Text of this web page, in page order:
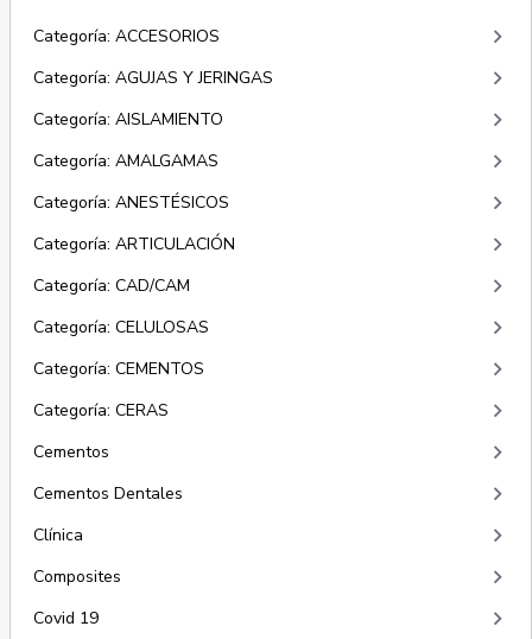
Categoría: ACCESORIOS
keyboard_arrow_right
Categoría: AGUJAS Y JERINGAS keyboard_arrow_right
Categoría: AISLAMIENTO keyboard_arrow_right
Categoría: AMALGAMAS keyboard_arrow_right
Categoría: ANESTÉSICOS keyboard_arrow_right
Categoría: ARTICULACIÓN keyboard_arrow_right
Categoría: CAD/CAM keyboard_arrow_right
Categoría: CELULOSAS keyboard_arrow_right
Categoría: CEMENTOS keyboard_arrow_right
Categoría: CERAS keyboard_arrow_right
Cementos keyboard_arrow_right
Cementos Dentales keyboard_arrow_right
Clínica keyboard_arrow_right
Composites keyboard_arrow_right
Covid 19 keyboard_arrow_right